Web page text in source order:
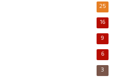
25
16
9
6
3